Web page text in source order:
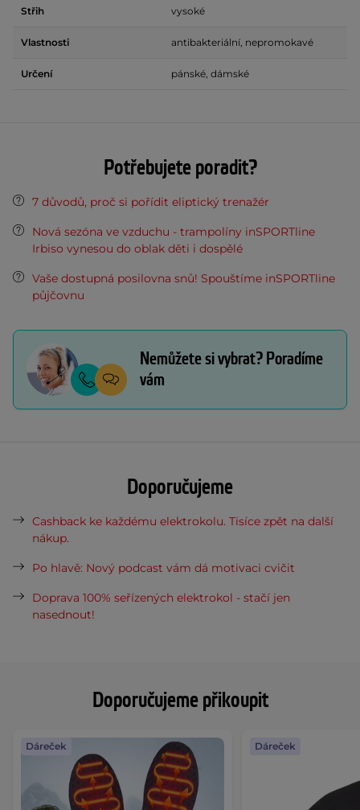
Doporučujeme přikoupit
Dáreček Dáreček
Střih vysoké
Vlastnosti antibakteriální, nepromokavé
Určení pánské, dámské
Potřebujete poradit?
7 důvodů, proč si pořídit eliptický trenažér
Nová sezóna ve vzduchu - trampolíny inSPORTline
Irbiso vynesou do oblak děti i dospělé
Vaše dostupná posilovna snů! Spouštíme inSPORTline
půjčovnu
Nemůžete si vybrat? Poradíme
vám
Doporučujeme
Cashback ke každému elektrokolu. Tisíce zpět na další
nákup.
Po hlavě: Nový podcast vám dá motivaci cvičit
Doprava 100% seřízených elektrokol - stačí jen
nasednout!